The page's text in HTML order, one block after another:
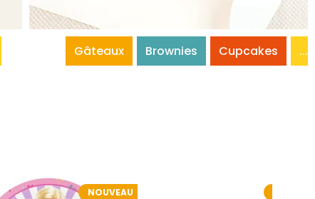
Gâteaux Brownies Cupcakes ...
NOUVEAU